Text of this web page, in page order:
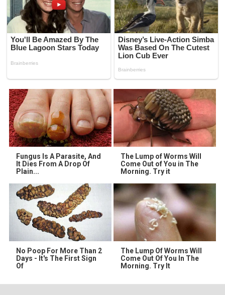
Fungus Is A Parasite, And
It Dies From A Drop Of
Plain...
The Lump of Worms Will
Come Out of You in The
Morning. Try it
No Poop For More Than 2
Days - It's The First Sign
Of
The Lump Of Worms Will
Come Out Of You In The
Morning. Try It